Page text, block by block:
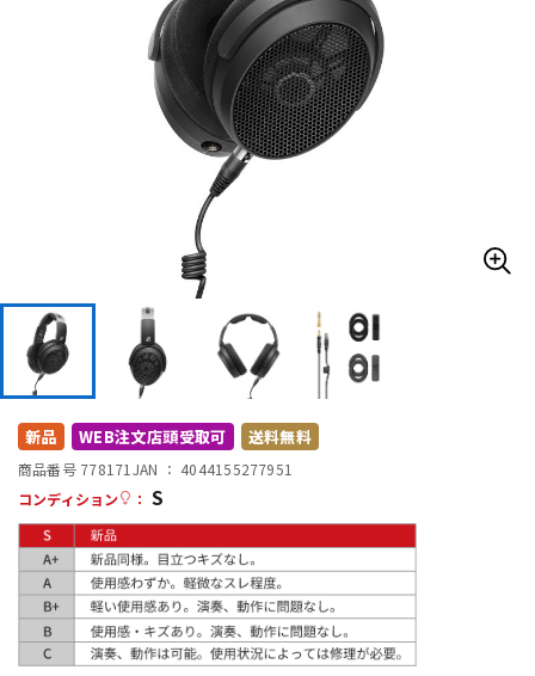
その他楽器
DTM オンライン納品 レコーディング機器
配信/ライブ機器
新品 WEB注文店頭受取可 送料無料
商品番号 778171 JAN ： 4044155277951
コンディション
： S